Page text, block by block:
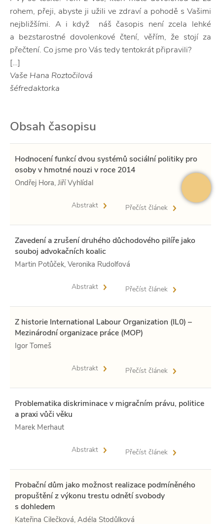
rohem, přeji, abyste ji užili ve zdraví a pohodě s Vašimi
nejbližšími. A i když náš časopis není zcela lehké
a bezstarostné dovolenkové čtení, věřím, že stojí za
přečtení. Co jsme pro Vás tedy tentokrát připravili?
[…]
Vaše Hana Roztočilová
šéfredaktorka
Obsah časopisu
Hodnocení funkcí dvou systémů sociální politiky pro
osoby v hmotné nouzi v roce 2014
Ondřej Hora, Jiří Vyhlídal
Přečíst článek
Abstrakt
Zavedení a zrušení druhého důchodového pilíře jako
souboj advokačních koalic
Martin Potůček, Veronika Rudolfová
Přečíst článek
Abstrakt
Z historie International Labour Organization (IL0) –
Mezinárodní organizace práce (MOP)
Igor Tomeš
Přečíst článek
Abstrakt
Problematika diskriminace v migračním právu, politice
a praxi vůči věku
Marek Merhaut
Přečíst článek
Abstrakt
Probační dům jako možnost realizace podmíněného
propuštění z výkonu trestu odnětí svobody
s dohledem
Kateřina Cilečková, Adéla Stodůlková